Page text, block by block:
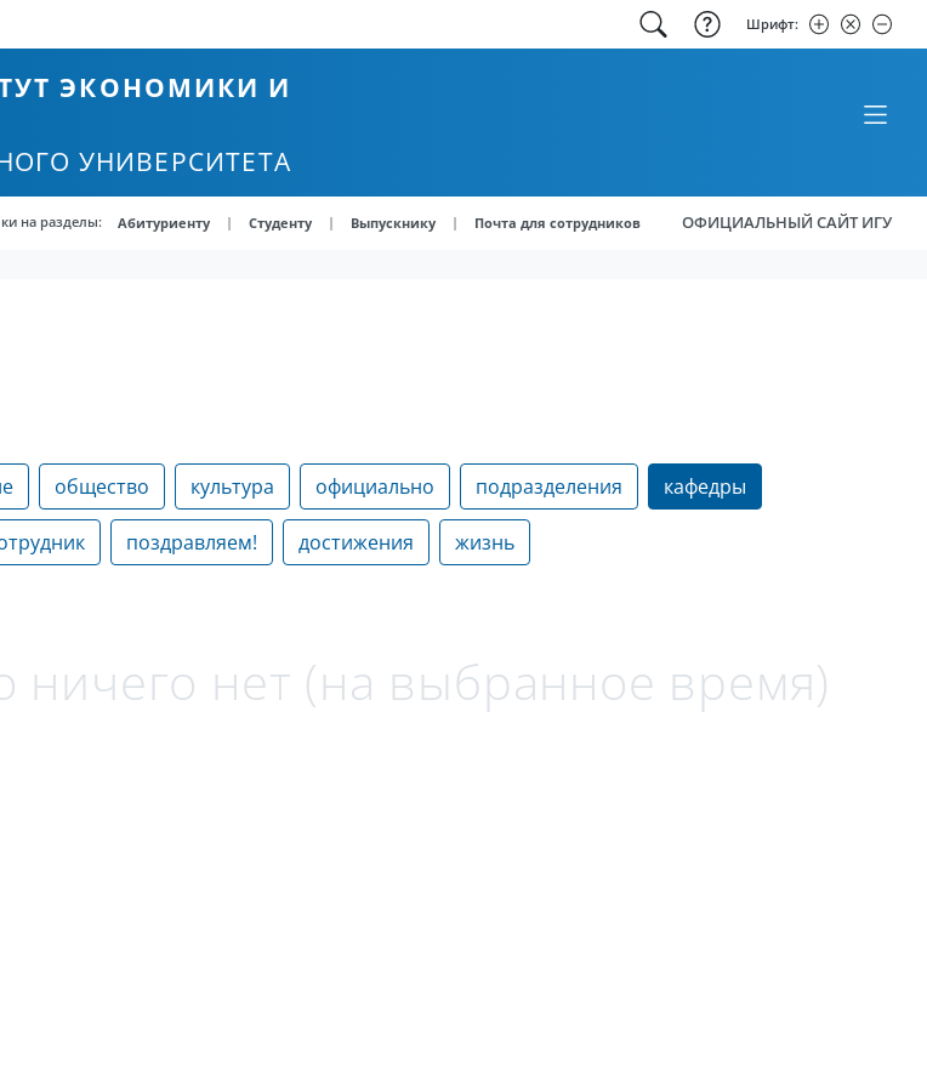
Шрифт:
ЭКОНОМИКИ И
УНИВЕРСИТЕТА
на разделы: Абитуриенту | Студенту | Выпускнику | Почта для сотрудников ОФИЦИАЛЬНЫЙ САЙТ ИГУ
общество культура официально подразделения кафедры
поздравляем! достижения жизнь
ничего нет (на выбранное время)